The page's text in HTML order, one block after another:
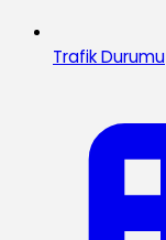
Trafik Durumu